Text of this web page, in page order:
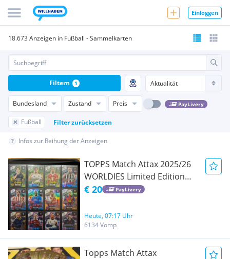
Einloggen
18.673 Anzeigen in Fußball - Sammelkarten
Bundesland Zustand Preis PayLivery
Fußball Filter zurücksetzen
Filtern 1
Infos zur Reihung der Anzeigen
TOPPS Match Attax 2025/26
WORLDIES Limited Edition
Karten Set 12 Karten
€ 20 PayLivery
Heute, 07:17 Uhr
6134 Vomp
Topps Match Attax